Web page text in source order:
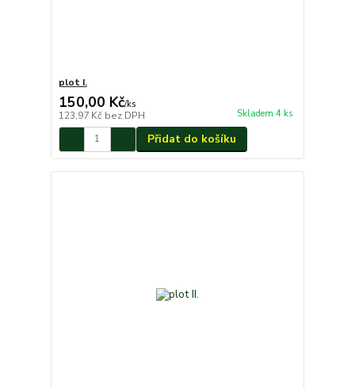
plot I.
150,00 Kč/ks
123,97 Kč bez DPH Skladem 4 ks
Přidat do košíku